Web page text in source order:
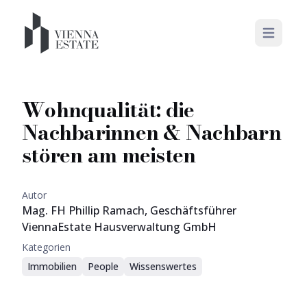
Open
Wohnqualität: die
Nachbarinnen & Nachbarn
stören am meisten
Autor
Mag. FH Phillip Ramach, Geschäftsführer
ViennaEstate Hausverwaltung GmbH
Kategorien
Immobilien
People
Wissenswertes